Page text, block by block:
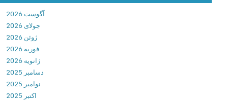
P
l
a
y
e
r
P
r
آگوست 2026
جولای 2026
ژوئن 2026
فوریه 2026
ژانویه 2026
دسامبر 2025
نوامبر 2025